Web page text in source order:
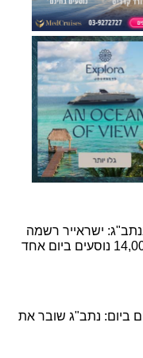
ישראייר רשמה
נוסעים ביום: נתב"ג שובר את